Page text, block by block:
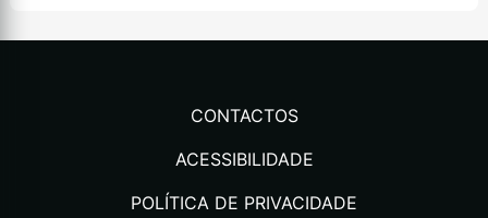
CONTACTOS
ACESSIBILIDADE
POLÍTICA DE PRIVACIDADE